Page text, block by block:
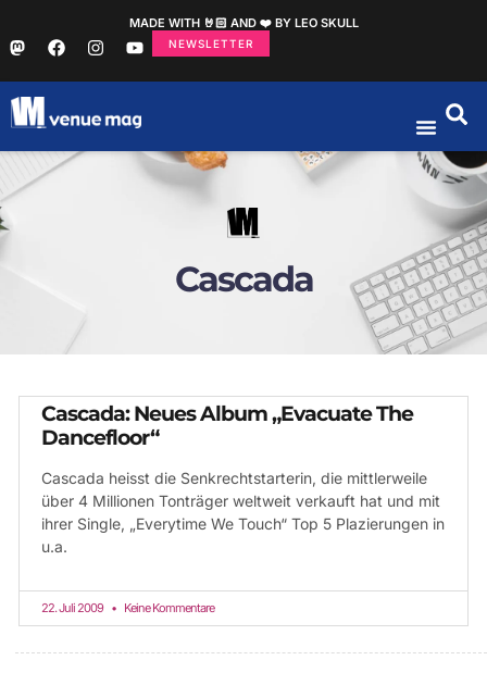
MADE WITH 🤘🏻 AND ❤️ BY LEO SKULL
NEWSLETTER
Cascada
Cascada: Neues Album „Evacuate The
Dancefloor“
Cascada heisst die Senkrechtstarterin, die mittlerweile
über 4 Millionen Tonträger weltweit verkauft hat und mit
ihrer Single, „Everytime We Touch“ Top 5 Plazierungen in
u.a.
22. Juli 2009 Keine Kommentare